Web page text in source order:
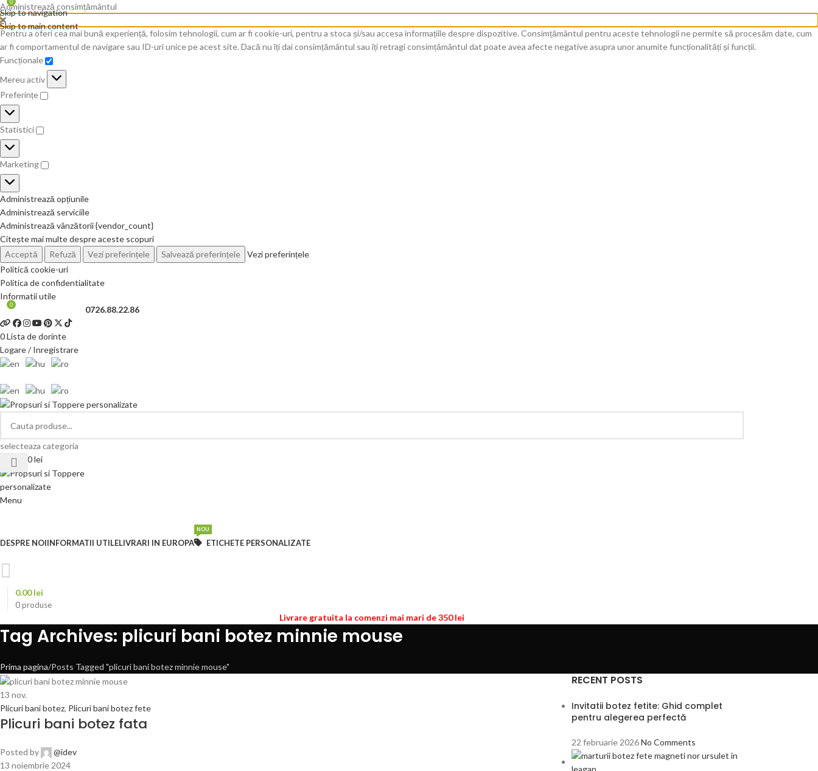
Administrează consimțământul
Pentru a oferi cea mai bună experiență, folosim tehnologii, cum ar fi cookie-uri, pentru a stoca și/sau accesa informațiile despre dispozitive. Consimțământul pentru aceste tehnologii ne permite să procesăm date, cum
ar fi comportamentul de navigare sau ID-uri unice pe acest site. Dacă nu îți dai consimțământul sau îți retragi consimțământul dat poate avea afecte negative asupra unor anumite funcționalități și funcții.
Funcționale
Mereu activ
Preferințe
Statistici
Marketing
Administrează opțiunile
Administrează serviciile
Administrează vânzătorii {vendor_count}
Citește mai multe despre aceste scopuri
Acceptă
Refuză Vezi preferințele Salvează preferințele
Vezi preferințele
Politică cookie-uri
Politica de confidentialitate
Informatii utile
Skip to navigation
Skip to main content
Telefon si Whatsapp 0726.88.22.86
0Lista de dorinte
Logare / Inregistrare
selecteaza categoria
0
0.00lei
Menu
DESPRE NOIINFORMATII UTILELIVRARI IN EUROPA ETICHETE PERSONALIZATE
NOU
0produse
0.00lei
Livrare gratuita la comenzi mai mari de 350 lei
Tag Archives: plicuri bani botez minnie mouse
Prima pagina Posts Tagged "plicuri bani botez minnie mouse"
13 nov.
Plicuri bani botez, Plicuri bani botez fete
Plicuri bani botez fata
Posted by
@idev
13 noiembrie 2024
RECENT POSTS
Invitatii botez fetite: Ghid complet
pentru alegerea perfectă
22 februarie 2026No Comments
0